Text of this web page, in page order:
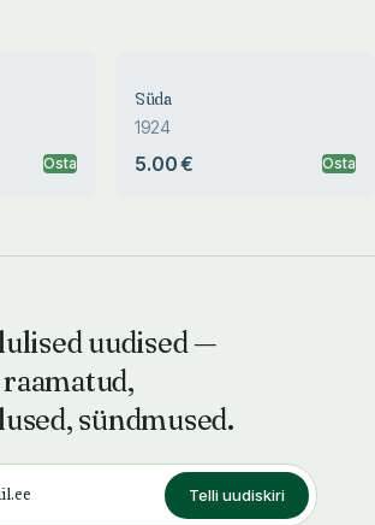
Osta
Süda
1924
5.00 € Osta
uudised —
sündmused.
Telli uudiskiri